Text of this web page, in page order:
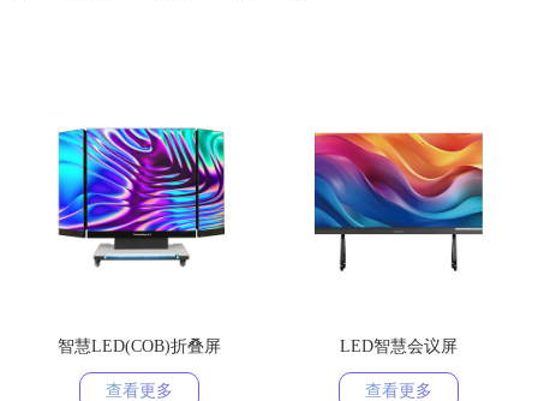
智慧LED(COB)折叠屏
查看更多
LED智慧会议屏
查看更多